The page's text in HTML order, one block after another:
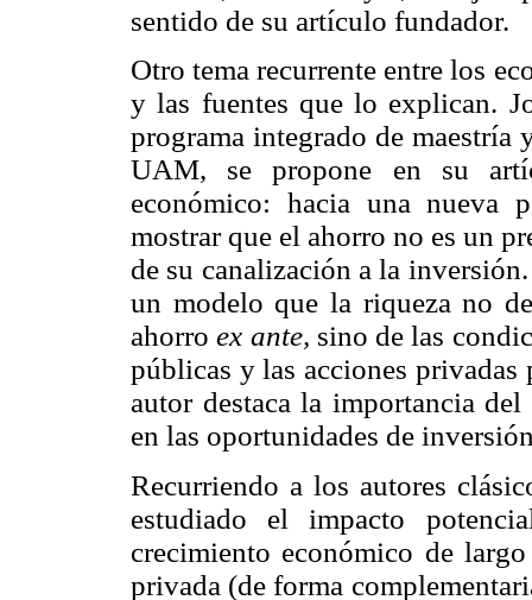
sentido de su artículo fundador.
Otro tema recurrente entre los
y las fuentes que lo explican.
programa integrado de maestría
UAM, se propone en su
económico: hacia una nueva
mostrar que el ahorro no es un
de su canalización a la
un modelo que la riqueza no
ahorroex ante, sino de las
públicas y las acciones
autor destaca la importancia
en las oportunidades de
Recurriendo a los autores
estudiado el impacto
crecimiento económico de
privada (de forma